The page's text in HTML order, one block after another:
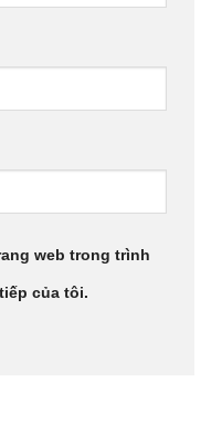
web trong trình
của tôi.